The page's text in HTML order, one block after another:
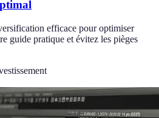
efficace pour optimiser
guide pratique et évitez les pièges